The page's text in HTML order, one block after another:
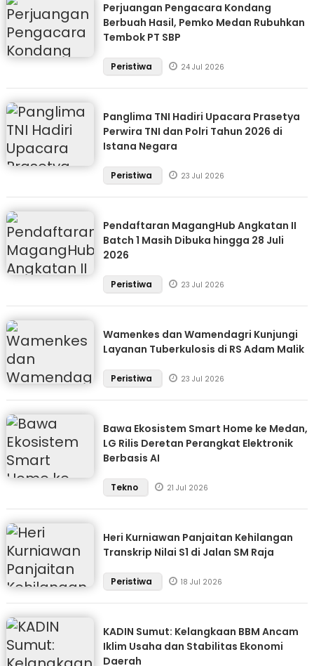
Perjuangan Pengacara Kondang
Berbuah Hasil, Pemko Medan Rubuhkan
Tembok PT SBP
Peristiwa 24 Jul 2026
Panglima TNI Hadiri Upacara Prasetya
Perwira TNI dan Polri Tahun 2026 di
Istana Negara
Peristiwa 23 Jul 2026
Pendaftaran MagangHub Angkatan II
Batch 1 Masih Dibuka hingga 28 Juli
2026
Peristiwa 23 Jul 2026
Wamenkes dan Wamendagri Kunjungi
Layanan Tuberkulosis di RS Adam Malik
Peristiwa 23 Jul 2026
Bawa Ekosistem Smart Home ke Medan,
LG Rilis Deretan Perangkat Elektronik
Berbasis AI
Tekno 21 Jul 2026
Heri Kurniawan Panjaitan Kehilangan
Transkrip Nilai S1 di Jalan SM Raja
Peristiwa 18 Jul 2026
KADIN Sumut: Kelangkaan BBM Ancam
Iklim Usaha dan Stabilitas Ekonomi
Daerah